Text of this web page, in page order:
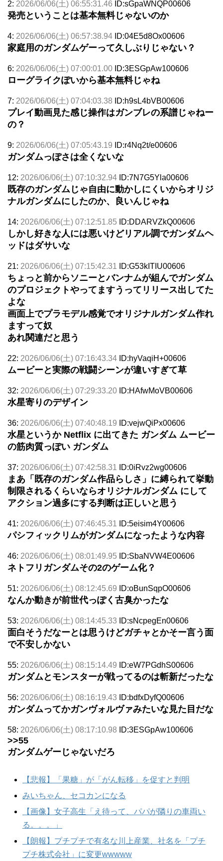
2: 2026/06/06(土) 06:55:31.46 ID:sGpaWNQP00606
発売ということは基本無料じゃないのか
4: 2026/06/06(土) 06:57:38.94 ID:04E5d8Ox00606
家庭用のガンダムゲーって久しぶりじゃない？
6: 2026/06/06(土) 07:00:01.00 ID:3ESGpAw100606
ローグライクぽいから基本無料じゃね
7: 2026/06/06(土) 07:04:03.38 ID:h9sL4bVB00606
プレイ動画見た感じ操作はガンブレの系譜じゃねー
の？
9: 2026/06/06(土) 07:05:43.19 ID:r4Nq2t/e00606
ガンダムっぽさは全くないな
12: 2026/06/06(土) 07:10:32.94 ID:7N7G5Yla00606
既存のガンダムじゃ自由に動かしにくいからオリジ
ナルガンダムにしたのか、良いんじゃね
14: 2026/06/06(土) 07:12:51.85 ID:DDARVZkQ00606
しかし好きな人には悪いけどリアル調でガンダムヘ
ッドはダサいな
21: 2026/06/06(土) 07:15:42.31 ID:G53kITIU00606
ちょっと前からソニーとバンナムが組んでガンダム
のプロジェクトやってますうってリリース出してた
よな
画面上でプラモデル感覚でオリジナルガンダム作れ
ますって奴
あれ関連だと思う
22: 2026/06/06(土) 07:16:43.34 ID:hyVaqiH+00606
ムービーと実際の戦闘シーンが違いすぎて草
32: 2026/06/06(土) 07:29:33.20 ID:HAfwMoVB00606
水星寄りのデザイン
36: 2026/06/06(土) 07:40:48.19 ID:vejwQiPx00606
水星というか Netflix に出てきた ガンダム ムービー
の筋肉質っぽい ガンダム
37: 2026/06/06(土) 07:42:58.31 ID:0iRvz2wg00606
まあ「既存のガンダム作品らしさ」に縛られて挙動
制限されるくらいならオリジナルガンダム にして
アクション過多にする判断は正しいと思う
41: 2026/06/06(土) 07:46:45.31 ID:5eisim4Y00606
パシフィックリムがガンダムになったような内容
46: 2026/06/06(土) 08:01:49.95 ID:SbaNVW4E00606
ネトフリガンダムその2のゲーム化？
51: 2026/06/06(土) 08:12:45.69 ID:oBunSqpO00606
なんか動きが前世代っぽく古臭かったな
53: 2026/06/06(土) 08:14:45.33 ID:sNcpegEn00606
面白そうだなーとは思うけどガチャとかそー言う面
で不安しかない
55: 2026/06/06(土) 08:15:14.49 ID:eW7PGdhS00606
ガンダムとモンスターが戦ってるのは斬新だったな
56: 2026/06/06(土) 08:16:19.43 ID:bdfxDyfQ00606
ガンダムってかガンヴォルヴァみたいな見た目だな
58: 2026/06/06(土) 08:17:10.98 ID:3ESGpAw100606
>>55
ガンダムゲーじゃないだろ
【悲報】「果糖」が「がん転移」を促すと判明
みいちゃん、セコカンになる
【画像】女子高生「え待って、パパが隣りの車両い
る。。。」
【朗報】プチプチで有名な川上産業、社名を「プチ
プチ株式会社」に変更wwwww